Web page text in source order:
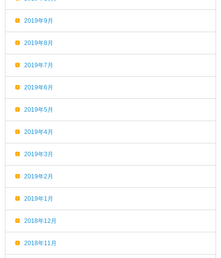
2019年9月
2019年8月
2019年7月
2019年6月
2019年5月
2019年4月
2019年3月
2019年2月
2019年1月
2018年12月
2018年11月